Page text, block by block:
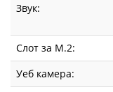
Звук:
Слот за М.2:
Уеб камера: